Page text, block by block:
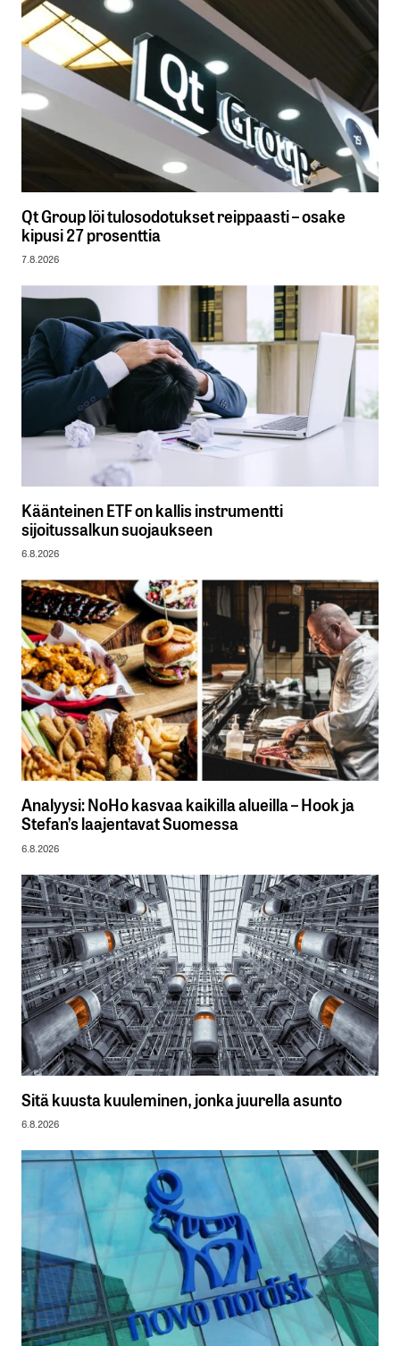
Qt Group löi tulosodotukset reippaasti – osake
kipusi 27 prosenttia
7.8.2026
Käänteinen ETF on kallis instrumentti
sijoitussalkun suojaukseen
6.8.2026
Analyysi: NoHo kasvaa kaikilla alueilla – Hook ja
Stefan’s laajentavat Suomessa
6.8.2026
Sitä kuusta kuuleminen, jonka juurella asunto
6.8.2026